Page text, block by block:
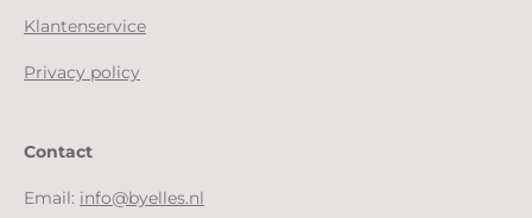
Klantenservice
Privacy policy
Contact
Email: info@byelles.nl